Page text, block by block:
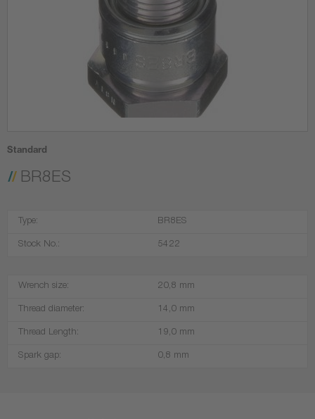
Standard
BR8ES
Type: BR8ES
Stock No.: 5422
Wrench size: 20,8 mm
Thread diameter: 14,0 mm
Thread Length: 19,0 mm
Spark gap: 0,8 mm